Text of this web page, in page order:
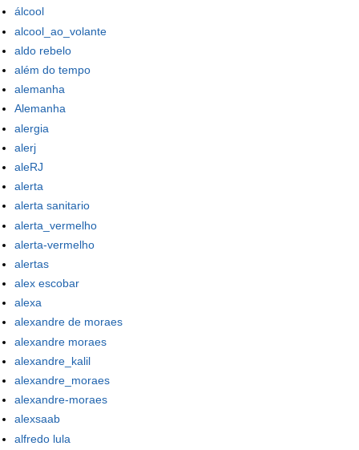
álcool
alcool_ao_volante
aldo rebelo
além do tempo
alemanha
Alemanha
alergia
alerj
aleRJ
alerta
alerta sanitario
alerta_vermelho
alerta-vermelho
alertas
alex escobar
alexa
alexandre de moraes
alexandre moraes
alexandre_kalil
alexandre_moraes
alexandre-moraes
alexsaab
alfredo lula